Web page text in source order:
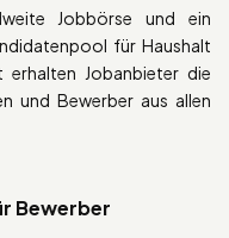
Jobbörse und ein
für Haushalt
Jobanbieter die
und Bewerber aus allen
Bewerber